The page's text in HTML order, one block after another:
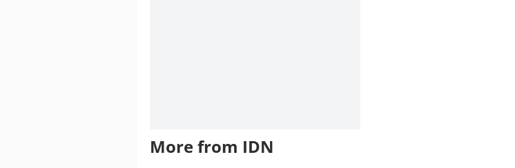
More from IDN